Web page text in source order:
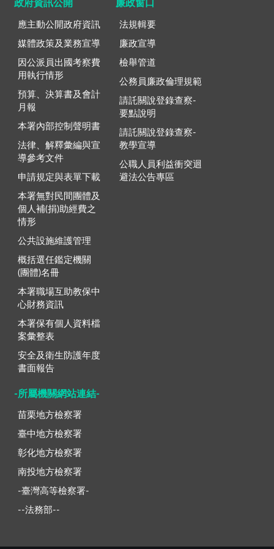
政府資訊公開
應主動公開政府資訊
媒體政策及業務宣導
因公派員出國考察費
用執行情形
預算、決算書及會計
月報
本署內部控制聲明書
法律、解釋彙編與宣
導參考文件
申請規定與表單下載
本署無對民間團體及
個人補(捐)助經費之
情形
公共設施維護管理
概括選任鑑定機關
(團體)名冊
本署職場互助教保中
心財務資訊
本署保有個人資料檔
案彙整表
安全及衛生防護年度
書面報告
廉政窗口
法規輯要
廉政宣導
檢舉管道
公務員廉政倫理規範
請託關說登錄查察-
要點說明
請託關說登錄查察-
教學宣導
公職人員利益衝突迴
避法公告專區
-所屬機關網站連結-
苗栗地方檢察署
臺中地方檢察署
彰化地方檢察署
南投地方檢察署
-臺灣高等檢察署-
--法務部--